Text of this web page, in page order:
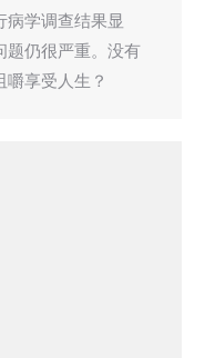
病学调查结果显
题仍很严重。没有
享受人生？